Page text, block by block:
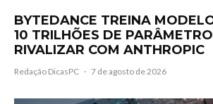
BYTEDANCE TREINA
10 TRILHÕES DE
RIVALIZAR COM ANTHROPIC
Redação DicasPC · 7 de agosto de 2026